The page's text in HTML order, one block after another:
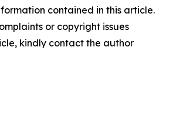
contained in this article.
or copyright issues
kindly contact the author